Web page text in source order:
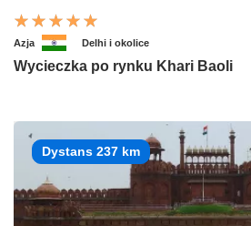
Azja Delhi i okolice
Wycieczka po rynku Khari Baoli
Dystans 237 km